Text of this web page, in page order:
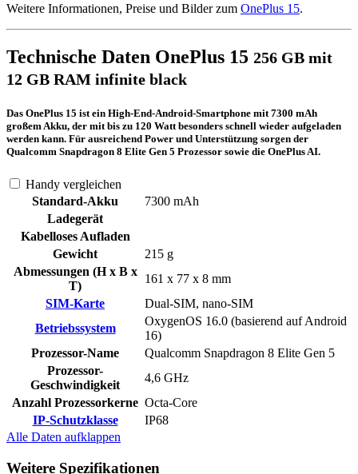
Weitere Informationen, Preise und Bilder zum OnePlus 15.
Technische Daten OnePlus 15 256 GB mit
12 GB RAM infinite black
Das OnePlus 15 ist ein High-End-Android-Smartphone mit 7300 mAh
großem Akku, der mit bis zu 120 Watt besonders schnell wieder aufgeladen
werden kann. Für ausreichend Power und Unterstützung sorgen der
Qualcomm Snapdragon 8 Elite Gen 5 Prozessor sowie die OnePlus AI.
Handy vergleichen
Standard-Akku
7300 mAh
Ladegerät
Kabelloses Aufladen
Gewicht
215 g
Abmessungen (H x B x
T)
161 x 77 x 8 mm
SIM-Karte
Dual-SIM, nano-SIM
Betriebssystem
OxygenOS 16.0 (basierend auf Android
16)
Prozessor-Name
Qualcomm Snapdragon 8 Elite Gen 5
Prozessor-
Geschwindigkeit
4,6 GHz
Anzahl Prozessorkerne Octa-Core
IP-Schutzklasse
IP68
Alle Daten aufklappen
Weitere Spezifikationen